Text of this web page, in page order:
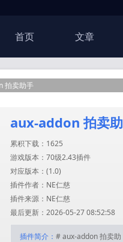
首页 文章
拍卖助手
aux-addon 拍卖
累积下载：1625
游戏版本：70级2.43插件
对应版本：(1.0)
插件作者：NE仁慈
插件来源：NE仁慈
最后更新：2026-05-27 08:52:58
插件简介： # aux-addon 拍卖助